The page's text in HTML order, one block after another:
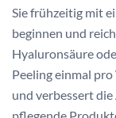
Sie frühzeitig mit
beginnen und
Hyaluronsäure
Peeling einmal
und verbessert